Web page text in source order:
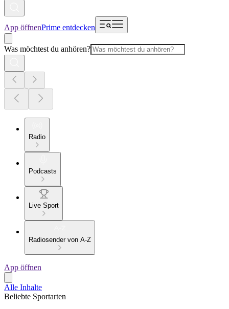
App öffnenPrime entdecken
Was möchtest du anhören?
Radio
Podcasts
Live Sport
Radiosender von A-Z
App öffnen
Alle Inhalte
Beliebte Sportarten